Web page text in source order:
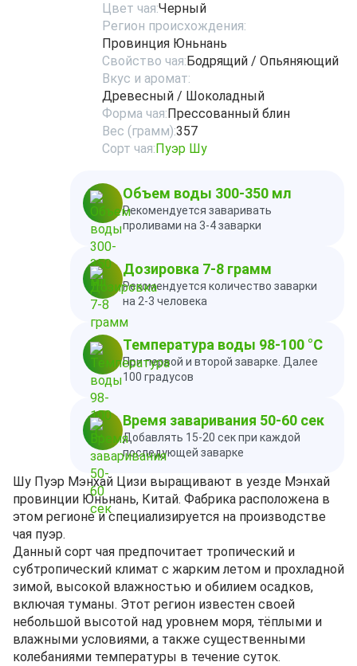
Цвет чая:Черный
Регион происхождения:
Провинция Юньнань
Свойство чая:Бодрящий / Опьяняющий
Вкус и аромат:
Древесный / Шоколадный
Форма чая:Прессованный блин
Вес (грамм):357
Сорт чая:Пуэр Шу
Объем воды 300-350 мл
Рекомендуется заваривать
проливами на 3-4 заварки
Дозировка 7-8 грамм
Рекомендуется количество заварки
на 2-3 человека
Температура воды 98-100 °C
При первой и второй заварке. Далее
100 градусов
Время заваривания 50-60 сек
Добавлять 15-20 сек при каждой
последующей заварке
Шу Пуэр Мэнхай Цизи выращивают в уезде Мэнхай
провинции Юньнань, Китай. Фабрика расположена в
этом регионе и специализируется на производстве
чая пуэр.
Данный сорт чая предпочитает тропический и
субтропический климат с жарким летом и прохладной
зимой, высокой влажностью и обилием осадков,
включая туманы. Этот регион известен своей
небольшой высотой над уровнем моря, тёплыми и
влажными условиями, а также существенными
колебаниями температуры в течение суток.